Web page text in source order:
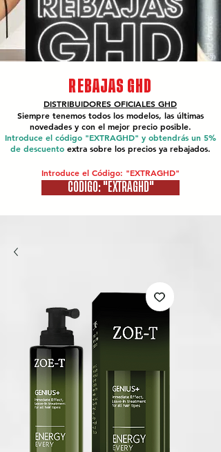
REBAJAS GHD
DISTRIBUIDORES OFICIALES GHD
Siempre tenemos todos los modelos, las últimas
novedades y con el mejor precio posible.
Introduce el código "EXTRAGHD" y obtendrás un 5%
de descuento extra sobre los precios ya rebajados.
Introduce el Código: "EXTRAGHD"
CÓDIGO: "EXTRAGHD"